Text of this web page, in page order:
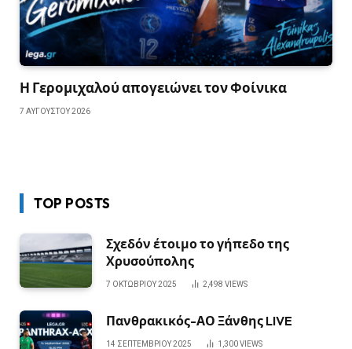
Η Γερομιχαλού απογειώνει τον Φοίνικα
7 ΑΥΓΟΎΣΤΟΥ 2026
TOP POSTS
Σχεδόν έτοιμο το γήπεδο της
Χρυσούπολης
7 ΟΚΤΩΒΡΊΟΥ 2025 2,498 VIEWS
Πανθρακικός-ΑΟ Ξάνθης LIVE
14 ΣΕΠΤΕΜΒΡΊΟΥ 2025 1,300VIEWS